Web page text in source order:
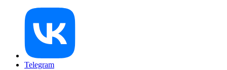
Telegram